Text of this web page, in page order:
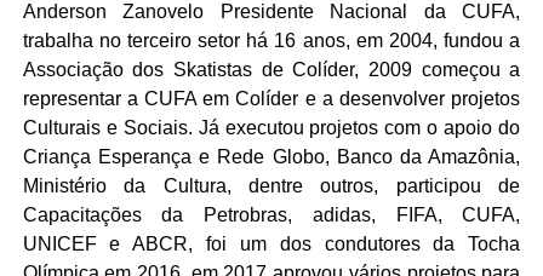
Anderson Zanovelo Presidente Nacional da CUFA,
trabalha no terceiro setor há 16 anos, em 2004, fundou a
Associação dos Skatistas de Colíder, 2009 começou a
representar a CUFA em Colíder e a desenvolver projetos
Culturais e Sociais. Já executou projetos com o apoio do
Criança Esperança e Rede Globo, Banco da Amazônia,
Ministério da Cultura, dentre outros, participou de
Capacitações da Petrobras, adidas, FIFA, CUFA,
UNICEF e ABCR, foi um dos condutores da Tocha